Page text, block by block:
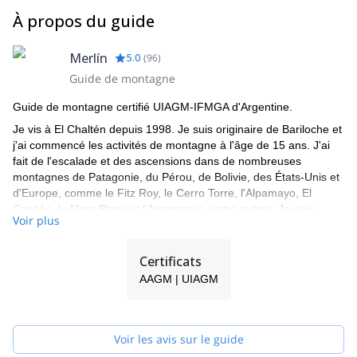
de 7 heures avec un gain d'altitude de 900 mètres (2950
Repas : Petit-déjeuner, box lunch et repas du soir.
buissons de Lenga (900 mètres ou 2950 pieds a/s/l).
Repas : Petit-déjeuner et repas du midi.
À propos du guide
Merlín 5.0 (96)
Guide de montagne
Guide de montagne certifié UIAGM-IFMGA d'Argentine.
Je vis à El Chaltén depuis 1998. Je suis originaire de Bariloche et
j'ai commencé les activités de montagne à l'âge de 15 ans. J'ai
fait de l'escalade et des ascensions dans de nombreuses
montagnes de Patagonie, du Pérou, de Bolivie, des États-Unis et
d'Europe, comme le Fitz Roy, le Cerro Torre, l'Alpamayo, El
Capitán, le Mont Blanc et l'Aconcagua, entre autres. Je suis
également moniteur de ski et je suis passionné par le ski de
Je parle couramment anglais, italien et français et je dirige des
programmes et des expéditions depuis plus de 20 ans. Je
collègues vous guidera !
Voir plus
Certificats
AAGM | UIAGM
Voir les avis sur le guide